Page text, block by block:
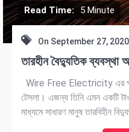
Read Time: 5 Minute
On September 27, 2020
তারহীন বৈদ্যুতিক
Wire Free Electricity এর
টেসলা। এজন্য তিনি এমন একটি
মাধ্যমে সাধারণ মানুষ তারবিহীন
যেমন আমার আজকের দিনে